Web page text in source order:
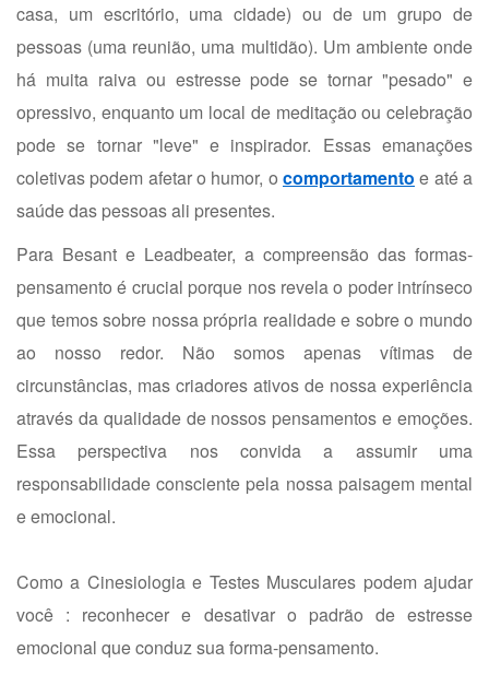
casa, um escritório, uma cidade) ou de um grupo de
pessoas (uma reunião, uma multidão). Um ambiente onde
há muita raiva ou estresse pode se tornar "pesado" e
opressivo, enquanto um local de meditação ou celebração
pode se tornar "leve" e inspirador. Essas emanações
coletivas podem afetar o humor, o comportamento e até a
saúde das pessoas ali presentes.
Para Besant e Leadbeater, a compreensão das formas-
pensamento é crucial porque nos revela o poder intrínseco
que temos sobre nossa própria realidade e sobre o mundo
ao nosso redor. Não somos apenas vítimas de
circunstâncias, mas criadores ativos de nossa experiência
através da qualidade de nossos pensamentos e emoções.
Essa perspectiva nos convida a assumir uma
responsabilidade consciente pela nossa paisagem mental
e emocional.
Como a Cinesiologia e Testes Musculares podem ajudar
você : reconhecer e desativar o padrão de estresse
emocional que conduz sua forma-pensamento.